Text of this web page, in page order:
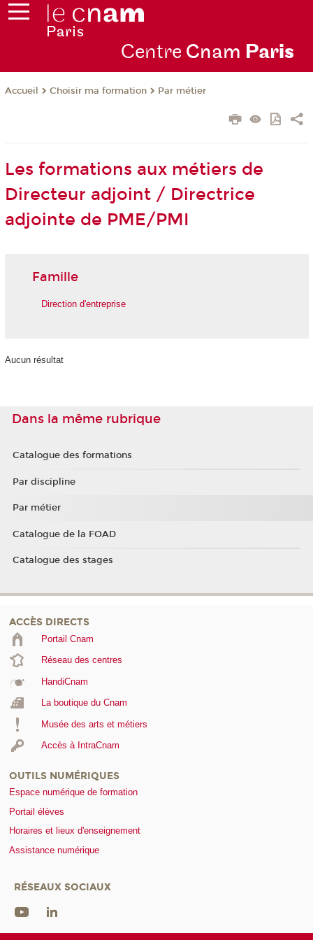
Centre Cnam Paris
Accueil Choisir ma formation Par métier
Les formations aux métiers de
Directeur adjoint / Directrice
adjointe de PME/PMI
Famille
Direction d'entreprise
Aucun résultat
Dans la même rubrique
Catalogue des formations
Par discipline
Par métier
Catalogue de la FOAD
Catalogue des stages
ACCÈS DIRECTS
Portail Cnam
Réseau des centres
HandiCnam
La boutique du Cnam
Musée des arts et métiers
Accès à IntraCnam
OUTILS NUMÉRIQUES
Espace numérique de formation
Portail élèves
Horaires et lieux d'enseignement
Assistance numérique
RÉSEAUX SOCIAUX